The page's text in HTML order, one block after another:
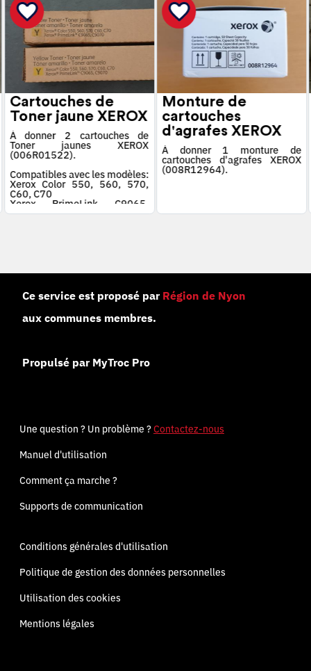
Cartouches de
Toner jaune XEROX
À donner 2 cartouches de
Toner jaunes XEROX
(006R01522).
Compatibles avec les modèles:
Xerox Color 550, 560, 570,
C60, C70
Xerox PrimeLink C9065,
C9070
Monture de
cartouches
d'agrafes XEROX
À donner 1 monture de
cartouches d'agrafes XEROX
(008R12964).
Ce service est proposé par Région de Nyon
aux communes membres.
Propulsé par MyTroc Pro
Une question ? Un problème ?Contactez-nous
Manuel d'utilisation
Comment ça marche ?
Supports de communication
Conditions générales d'utilisation
Politique de gestion des données personnelles
Utilisation des cookies
Mentions légales